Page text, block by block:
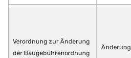
Verordnung zur Änderung
der Baugebührenordnung
Änderung